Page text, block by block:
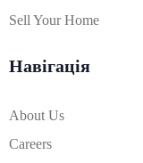
Sell Your Home
Навігація
About Us
Careers